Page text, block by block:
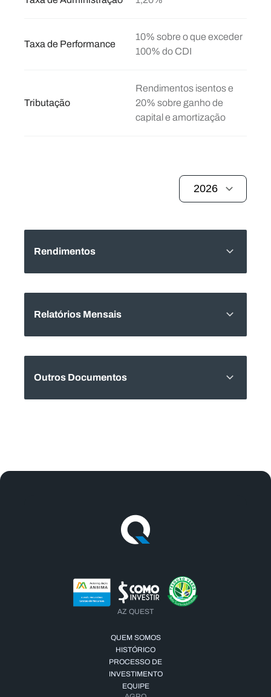
Taxa de Performance
10% sobre o que exceder
100% do CDI
Tributação
Rendimentos isentos e
20% sobre ganho de
capital e amortização
Rendimentos
Relatórios Mensais
Outros Documentos
AZ QUEST
QUEM SOMOS
HISTÓRICO
PROCESSO DE
INVESTIMENTO
EQUIPE